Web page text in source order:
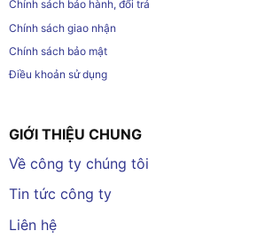
Chính sách bảo hành, đổi trả
Chính sách giao nhận
Chính sách bảo mật
Điều khoản sử dụng
GIỚI THIỆU CHUNG
Về công ty chúng tôi
Tin tức công ty
Liên hệ